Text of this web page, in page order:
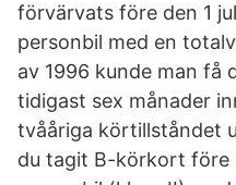
förvärvats före den 1
personbil med en
av 1996 kunde man få
tidigast sex månader
tvååriga körtillståndet
du tagit B-körkort före